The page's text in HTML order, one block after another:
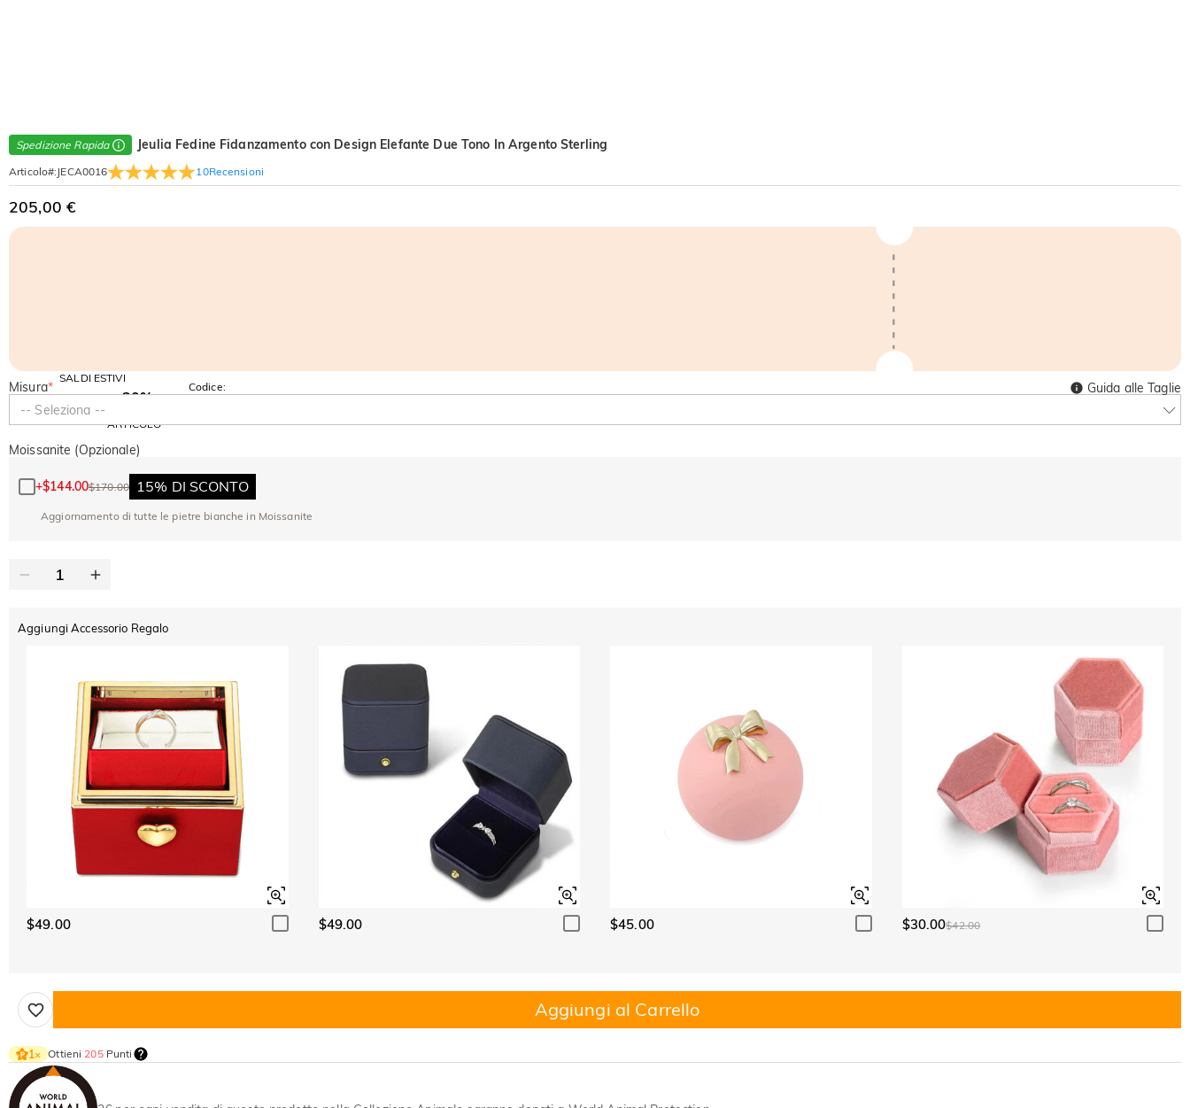
Spedizione Rapida Jeulia Fedine Fidanzamento con Design Elefante Due Tono In Argento Sterling
Articolo#: JECA0016 10Recensioni
205,00 €
SALDI ESTIVI
-10%
SU TUTTO
-30%
ARTICOLO
Codice:
Misura*
-- Seleziona --
Guida alle Taglie
Moissanite (Opzionale)
+$144.00$170.00 15% DI SCONTO
Aggiornamento di tutte le pietre bianche in Moissanite
Aggiungi Accessorio Regalo
$49.00 $49.00 $45.00 $30.00$42.00
Aggiungi al Carrello
1× Ottieni 205Punti